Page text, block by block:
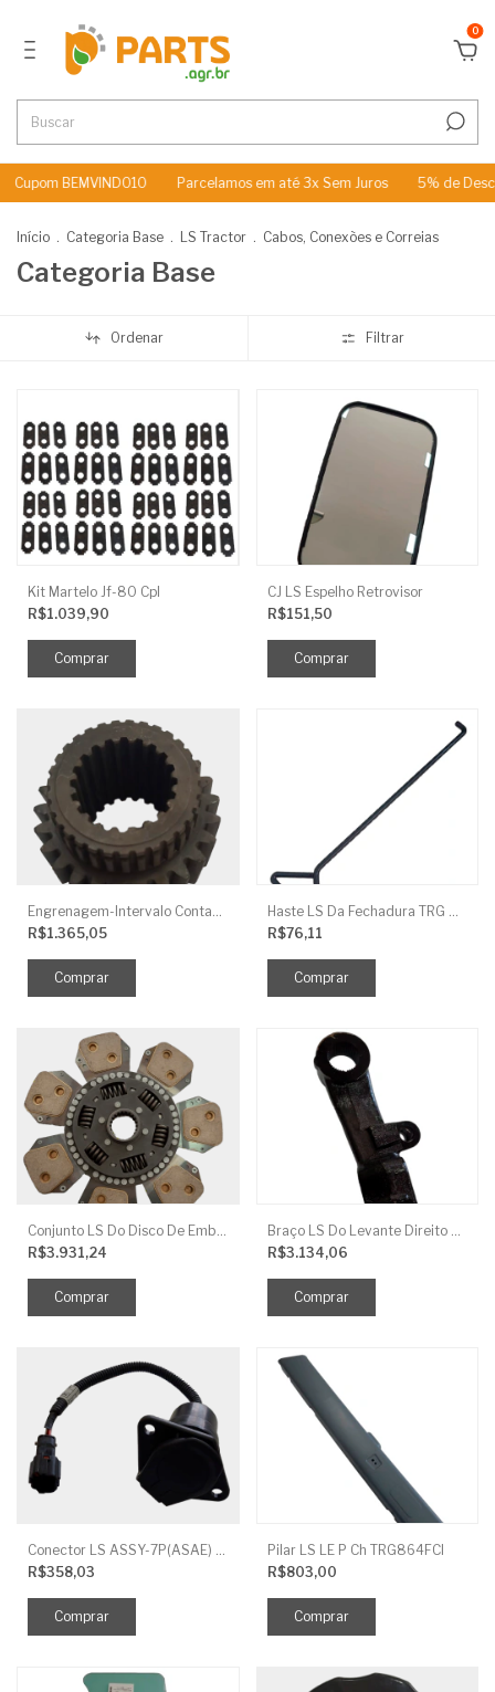
0
BEMVINDO10 Parcelamos em até 3x Sem Juros 5% de Desconto
Início . Categoria Base . LS Tractor . Cabos, Conexões e Correias
Categoria Base
Ordenar Filtrar
Kit Martelo Jf-80 Cpl
R$1.039,90
CJ LS Espelho Retrovisor
R$151,50
R$1.365,05
R$76,11
R$3.931,24
R$3.134,06
R$358,03
Pilar LS LE P Ch TRG864FCI
R$803,00